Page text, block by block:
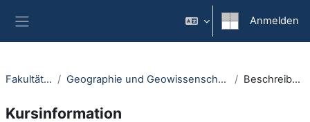
Anmelden
Fakultäten Geographie und Geowissenschaften Beschreibung
Kursinformation